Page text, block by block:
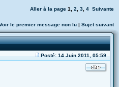
Aller à la page 1 2 3 4 Suivante
le premier message non lu | Sujet suivant
Posté: 14 Juin 2011, 05:59